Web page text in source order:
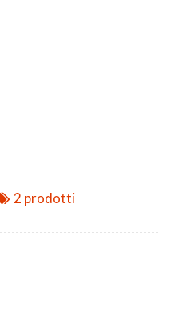
2 prodotti